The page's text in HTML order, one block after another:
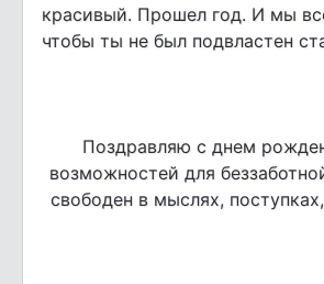
красивый. Прошел год. И мы
чтобы ты не был подвластен
Поздравляю с днем
возможностей для
свободен в мыслях,